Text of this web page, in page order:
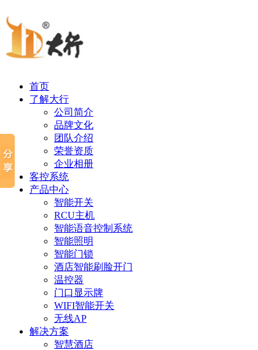
首页
了解大行
公司简介
品牌文化
团队介绍
荣誉资质
企业相册
客控系统
产品中心
智能开关
RCU主机
智能语音控制系统
智能照明
智能门锁
酒店智能刷脸开门
温控器
门口显示牌
WIFI智能开关
无线AP
解决方案
智慧酒店